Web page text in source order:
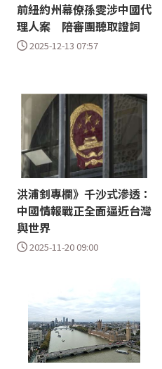
前紐約州幕僚孫雯涉中國代
理人案 陪審團聽取證詞
2025-12-13 07:57
洪浦釗專欄》千沙式滲透：
中國情報戰正全面逼近台灣
與世界
2025-11-20 09:00